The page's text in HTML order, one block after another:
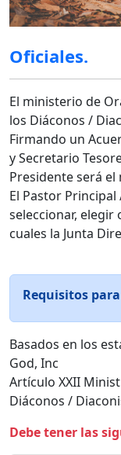
Oficiales.
El ministerio de
los Diáconos /
Firmando un
y Secretario
Presidente será el
El Pastor
seleccionar, elegir
cuales la Junta
Requisitos
Basados en los
God, Inc
Artículo XXII
Diáconos /
Debe tener las